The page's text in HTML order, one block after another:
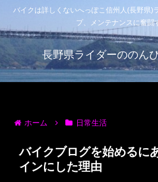
バイクは詳しくないへっぽこ信州人(長野県)
プ、メンテナンスに奮闘
長野県ライダーののん
ホーム 日常生活
バイクブログを始めるに
インにした理由